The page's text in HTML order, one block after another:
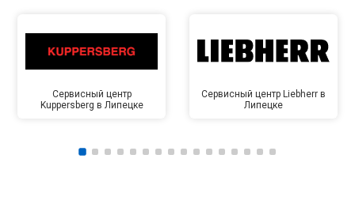
Сервисный центр
Kuppersberg в Липецке
Сервисный центр Liebherr в
Липецке